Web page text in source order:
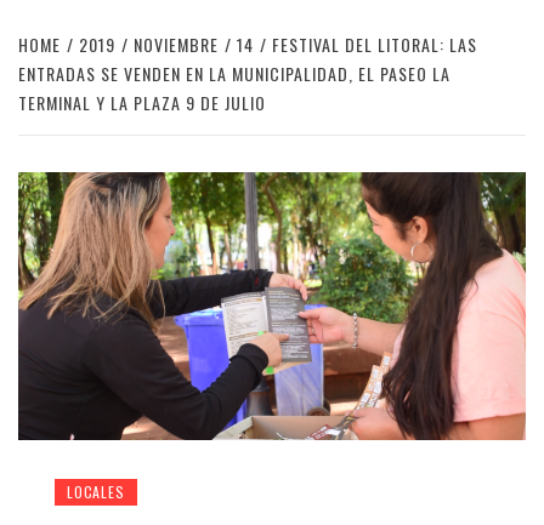
HOME 2019 NOVIEMBRE 14
FESTIVAL DEL LITORAL: LAS
ENTRADAS SE VENDEN EN LA MUNICIPALIDAD, EL PASEO LA
TERMINAL Y LA PLAZA 9 DE JULIO
LOCALES